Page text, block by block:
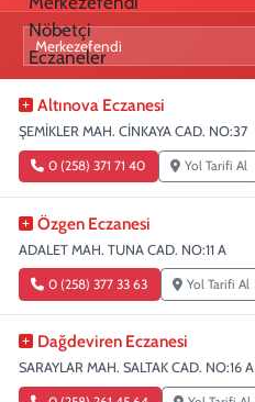
Altınova Eczanesi
ŞEMİKLER MAH. CİNKAYA CAD. NO:37
0 (258) 371 71 40 Yol Tarifi Al
Özgen Eczanesi
ADALET MAH. TUNA CAD. NO:11 A
0 (258) 377 33 63 Yol Tarifi Al
Dağdeviren Eczanesi
SARAYLAR MAH. SALTAK CAD. NO:16 A